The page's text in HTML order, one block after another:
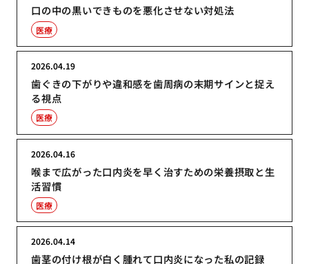
口の中の黒いできものを悪化させない対処法
医療
歯ぐきの下がりや違和感を歯周病の末期サインと捉え
る視点
2026.04.19
医療
喉まで広がった口内炎を早く治すための栄養摂取と生
活習慣
2026.04.16
医療
歯茎の付け根が白く腫れて口内炎になった私の記録
2026.04.14